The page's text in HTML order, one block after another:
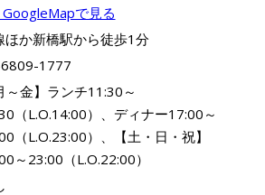
GoogleMapで見る
ほか新橋駅から徒歩1分
1777
～金】ランチ11:30～
（L.O.14:00）、ディナー17:00～
（L.O.23:00）、【土・日・祝】
～23:00（L.O.22:00）